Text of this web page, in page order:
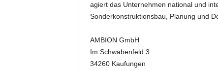
agiert das Unternehmen national und
Sonderkonstruktionsbau, Planung und
AMBION GmbH
Im Schwabenfeld 3
34260 Kaufungen